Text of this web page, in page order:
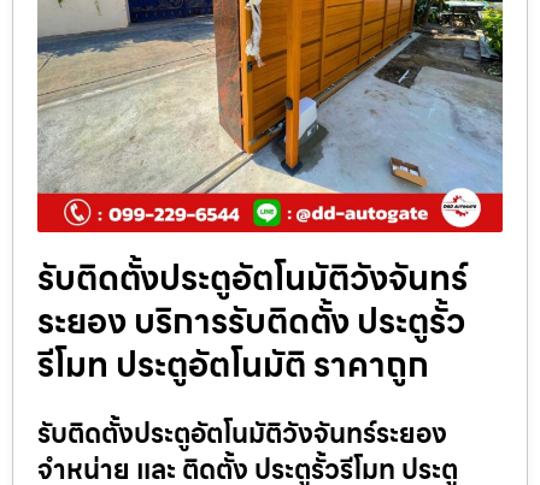
รับติดตั้งประตูอัตโนมัติวังจันทร์
ระยอง บริการรับติดตั้ง ประตูรั้ว
รีโมท ประตูอัตโนมัติ ราคาถูก
รับติดตั้งประตูอัตโนมัติวังจันทร์ระยอง
จำหน่าย และ ติดตั้ง ประตูรั้วรีโมท ประตู